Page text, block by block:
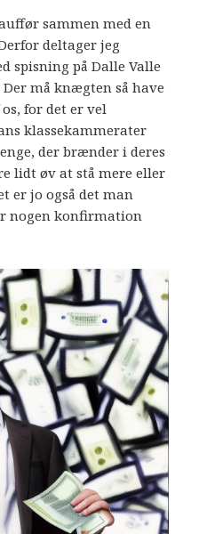
sammen med en
deltager jeg
spisning på Dalle Valle
må knægten så have
for det er vel
klassekammerater
der brænder i deres
lidt øv at stå mere eller
er jo også det man
nogen konfirmation